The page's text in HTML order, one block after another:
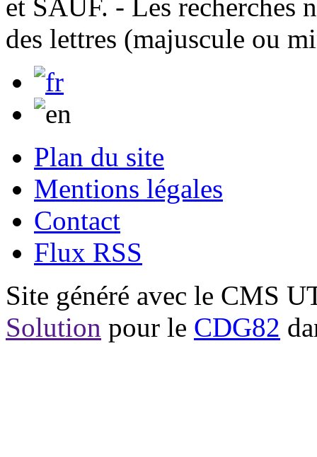
et SAUF. - Les recherches
des lettres (majuscule ou
Plan du site
Mentions légales
Contact
Flux RSS
Site généré avec le CMS
Solution pour le CDG82